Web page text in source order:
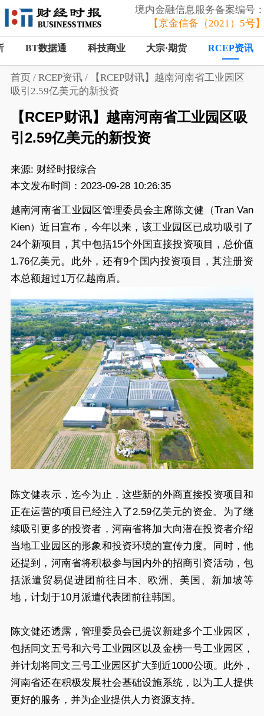
境内金融信息服务备案编号
【京金信备（2021）5号
BT数据通 科技商业 大宗·期货 RCEP资讯
首页/ RCEP资讯/
【RCEP财讯】越南河南省工业园区
吸引2.59亿美元的新投资
【RCEP财讯】越南河南省工业园区吸
引2.59亿美元的新投资
来源: 财经时报综合
本文发布时间：2023-09-28 10:26:35
越南河南省工业园区管理委员会主席陈文健（Tran Van
Kien）近日宣布，今年以来，该工业园区已成功吸引了
24个新项目，其中包括15个外国直接投资项目，总价值
1.76亿美元。此外，还有9个国内投资项目，其注册资
本总额超过1万亿越南盾。
陈文健表示，迄今为止，这些新的外商直接投资项目和
正在运营的项目已经注入了2.59亿美元的资金。为了继
续吸引更多的投资者，河南省将加大向潜在投资者介绍
当地工业园区的形象和投资环境的宣传力度。同时，他
还提到，河南省将积极参与国内外的招商引资活动，包
括派遣贸易促进团前往日本、欧洲、美国、新加坡等
地，计划于10月派遣代表团前往韩国。
陈文健还透露，管理委员会已提议新建多个工业园区，
包括同文五号和六号工业园区以及金榜一号工业园区，
并计划将同文三号工业园区扩大到近1000公顷。此外，
河南省还在积极发展社会基础设施系统，以为工人提供
更好的服务，并为企业提供人力资源支持。